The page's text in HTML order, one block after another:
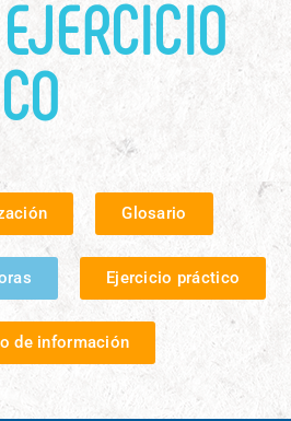
Glosario
Ejercicio práctico
de información